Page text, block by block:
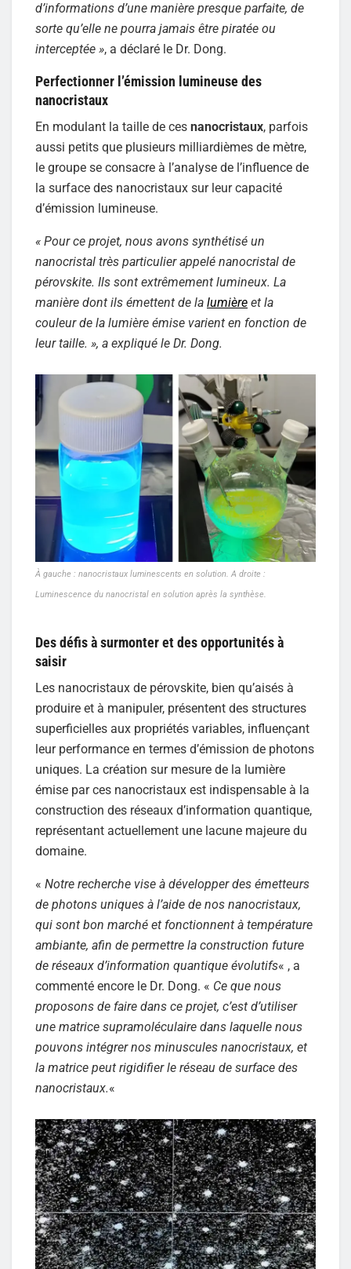
d’informations d’une manière presque parfaite, de
sorte qu’elle ne pourra jamais être piratée ou
interceptée », a déclaré le Dr. Dong.
Perfectionner l’émission lumineuse des
nanocristaux
En modulant la taille de ces nanocristaux, parfois
aussi petits que plusieurs milliardièmes de mètre,
le groupe se consacre à l’analyse de l’influence de
la surface des nanocristaux sur leur capacité
d’émission lumineuse.
« Pour ce projet, nous avons synthétisé un
nanocristal très particulier appelé nanocristal de
pérovskite. Ils sont extrêmement lumineux. La
manière dont ils émettent de la lumière et la
couleur de la lumière émise varient en fonction de
leur taille. », a expliqué le Dr. Dong.
À gauche : nanocristaux luminescents en solution. A droite :
Luminescence du nanocristal en solution après la synthèse.
Des défis à surmonter et des opportunités à
saisir
Les nanocristaux de pérovskite, bien qu’aisés à
produire et à manipuler, présentent des structures
superficielles aux propriétés variables, influençant
leur performance en termes d’émission de photons
uniques. La création sur mesure de la lumière
émise par ces nanocristaux est indispensable à la
construction des réseaux d’information quantique,
représentant actuellement une lacune majeure du
domaine.
« Notre recherche vise à développer des émetteurs
de photons uniques à l’aide de nos nanocristaux,
qui sont bon marché et fonctionnent à température
ambiante, afin de permettre la construction future
de réseaux d’information quantique évolutifs« , a
commenté encore le Dr. Dong. « Ce que nous
proposons de faire dans ce projet, c’est d’utiliser
une matrice supramoléculaire dans laquelle nous
pouvons intégrer nos minuscules nanocristaux, et
la matrice peut rigidifier le réseau de surface des
nanocristaux.«